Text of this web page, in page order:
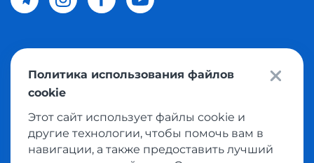
© 2026 Meest Shopping доставка покупок с интернет
магазинов мира в Узбекистан. Все права защищены
Политика конфиденциальности
Политика использования файлов
cookie
Этот сайт использует файлы cookie и
другие технологии, чтобы помочь вам в
навигации, а также предоставить лучший